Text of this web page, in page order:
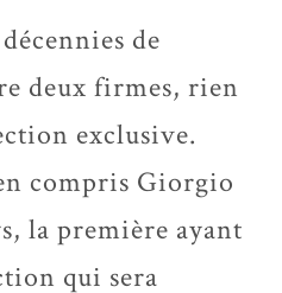
de
deux firmes, rien
exclusive.
compris Giorgio
la première ayant
qui sera